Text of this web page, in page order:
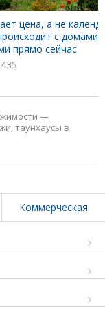
цена, а не
с домами
прямо сейчас
—
таунхаусы в
Коммерческая